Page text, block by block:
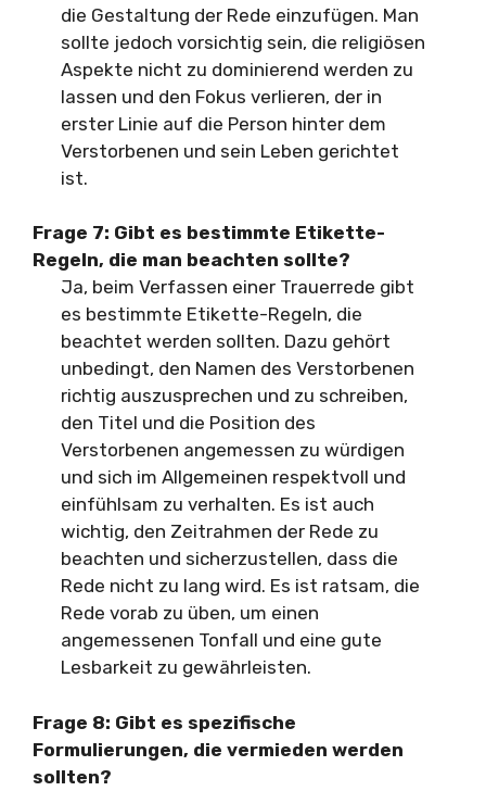
die Gestaltung der Rede einzufügen. Man
sollte jedoch vorsichtig sein, die religiösen
Aspekte nicht zu dominierend werden zu
lassen und den Fokus verlieren, der in
erster Linie auf die Person hinter dem
Verstorbenen und sein Leben gerichtet
ist.
Frage 7: Gibt es bestimmte Etikette-
Regeln, die man beachten sollte?
Ja, beim Verfassen einer Trauerrede gibt
es bestimmte Etikette-Regeln, die
beachtet werden sollten. Dazu gehört
unbedingt, den Namen des Verstorbenen
richtig auszusprechen und zu schreiben,
den Titel und die Position des
Verstorbenen angemessen zu würdigen
und sich im Allgemeinen respektvoll und
einfühlsam zu verhalten. Es ist auch
wichtig, den Zeitrahmen der Rede zu
beachten und sicherzustellen, dass die
Rede nicht zu lang wird. Es ist ratsam, die
Rede vorab zu üben, um einen
angemessenen Tonfall und eine gute
Lesbarkeit zu gewährleisten.
Frage 8: Gibt es spezifische
Formulierungen, die vermieden werden
sollten?